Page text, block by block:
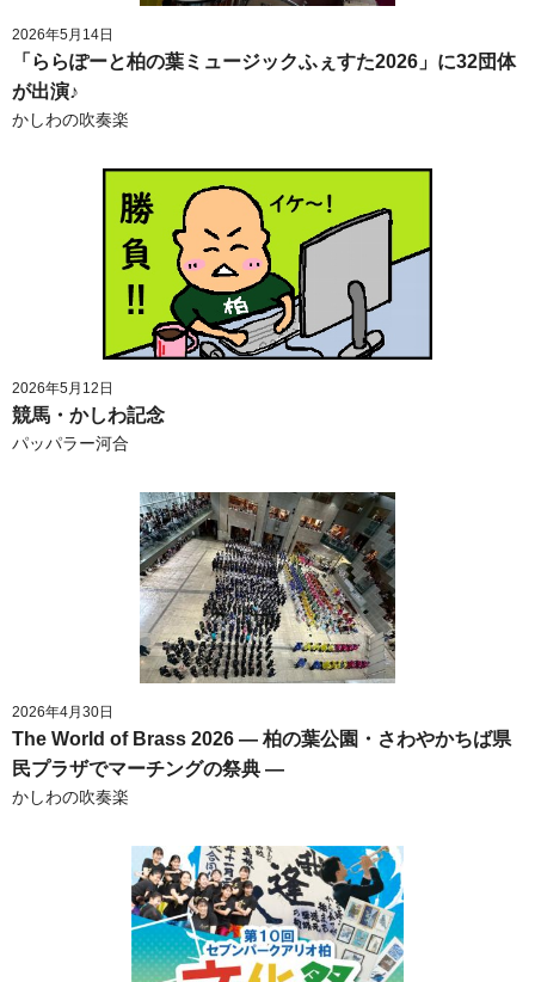
2026年5月14日
「ららぽーと柏の葉ミュージックふぇすた2026」に32団体
が出演♪
かしわの吹奏楽
2026年5月12日
競馬・かしわ記念
パッパラー河合
2026年4月30日
The World of Brass 2026 ― 柏の葉公園・さわやかちば県
民プラザでマーチングの祭典 ―
かしわの吹奏楽